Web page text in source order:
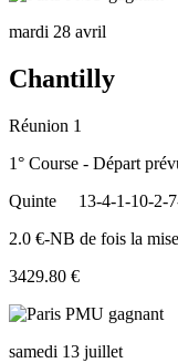
mardi 28 avril
Chantilly
Réunion 1
1° Course - Départ
Quinte
13-4-1-10-2-
2.0 €-NB de fois la
3429.80 €
samedi 13 juillet